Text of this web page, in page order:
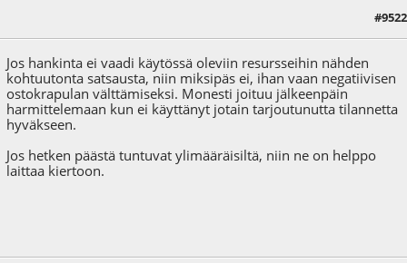
#9522
Jos hankinta ei vaadi käytössä oleviin resursseihin nähden
kohtuutonta satsausta, niin miksipäs ei, ihan vaan negatiivisen
ostokrapulan välttämiseksi. Monesti joituu jälkeenpäin
harmittelemaan kun ei käyttänyt jotain tarjoutunutta tilannetta
hyväkseen.
Jos hetken päästä tuntuvat ylimääräisiltä, niin ne on helppo
laittaa kiertoon.